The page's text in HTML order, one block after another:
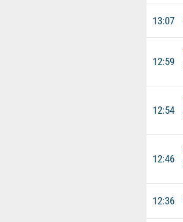
13:07
12:59
12:54
12:46
12:36